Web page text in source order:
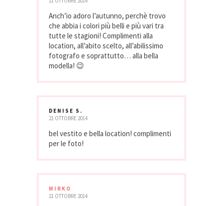
Anch’io adoro l’autunno, perchè trovo
che abbia i colori più belli e più vari tra
tutte le stagioni! Complimenti alla
location, all’abito scelto, all’abilissimo
fotografo e soprattutto… alla bella
modella! 😉
DENISE S.
21 OTTOBRE 2014
bel vestito e bella location! complimenti
per le foto!
MIRKO
21 OTTOBRE 2014